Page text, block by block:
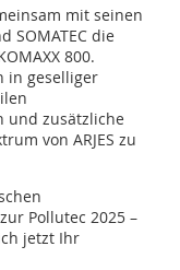
mit seinen
SOMATEC die
800.
in geselliger
und zusätzliche
von ARJES zu
Pollutec 2025 –
jetzt Ihr